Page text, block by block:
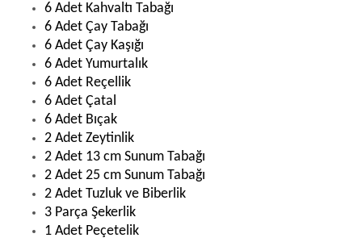
6 Adet Kahvaltı Tabağı
6 Adet Çay Tabağı
6 Adet Çay Kaşığı
6 Adet Yumurtalık
6 Adet Reçellik
6 Adet Çatal
6 Adet Bıçak
2 Adet Zeytinlik
2 Adet 13 cm Sunum Tabağı
2 Adet 25 cm Sunum Tabağı
2 Adet Tuzluk ve Biberlik
3 Parça Şekerlik
1 Adet Peçetelik